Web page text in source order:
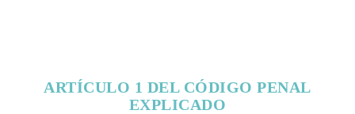
ARTÍCULO 1 DEL CÓDIGO PENAL
EXPLICADO